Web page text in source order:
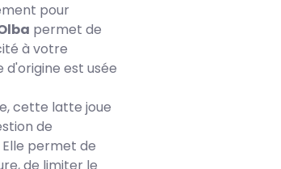
pour
permet de
à votre
d'origine est usée
cette latte joue
de
permet de